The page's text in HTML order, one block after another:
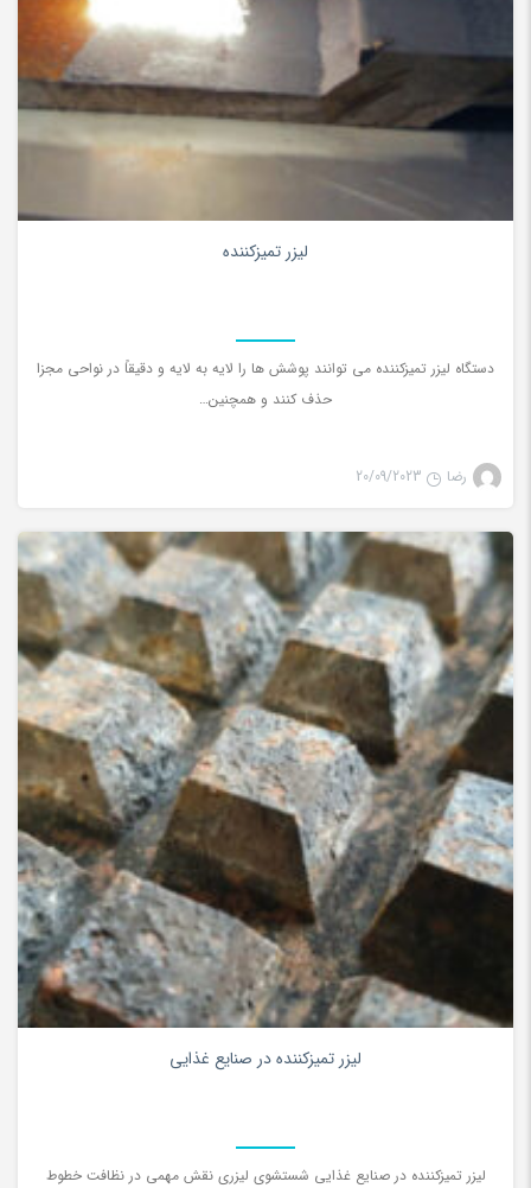
لیزر تمیزکننده
دستگاه لیزر تمیزکننده می توانند پوشش ها را لایه به لایه و دقیقاً در نواحی مجزا
حذف کنند و همچنین…
رضا 20/09/2023
لیزر تمیزکننده در صنایع غذایی
لیزر تمیزکننده در صنایع غذایی شستشوی لیزری نقش مهمی در نظافت خطوط